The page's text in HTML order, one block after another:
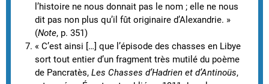
l’histoire ne nous donnait pas le nom ; elle ne nous
dit pas non plus qu’il fût originaire d’Alexandrie. »
(Note, p. 351)
« C’est ainsi […] que l’épisode des chasses en Libye
sort tout entier d’un fragment très mutilé du poème
de Pancratès, Les Chasses d’Hadrien et d’Antinoüs,